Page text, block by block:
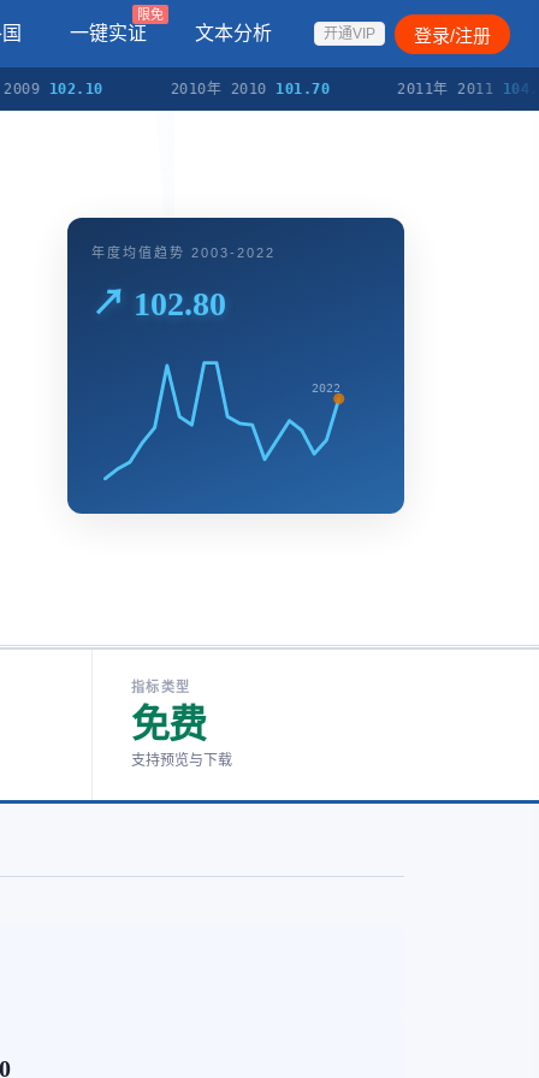
一键实证
限免
文本分析 开通VIP 登录/注册
102.10 2010年 2010 101.70 2011年 2011 104.30
年度均值趋势 2003-2022
↗ 102.80
2022
指标类型
免费
支持预览与下载